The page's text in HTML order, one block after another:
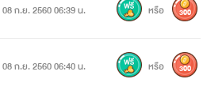
08 ก.ย. 2560 06:39 น. หรือ 300
08 ก.ย. 2560 06:40 น. หรือ 300